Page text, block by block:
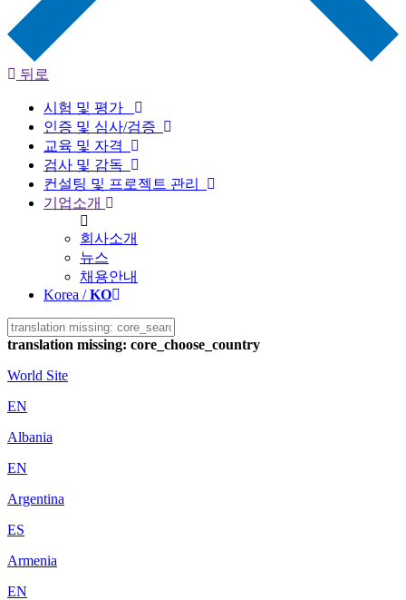
뒤로
시험 및 평가
인증 및 심사/검증
교육 및 자격
검사 및 감독
컨설팅 및 프로젝트 관리
기업소개
회사소개
뉴스
채용안내
Korea /KO
translation missing: core_choose_country
World Site
EN
Albania
EN
Argentina
ES
Armenia
EN